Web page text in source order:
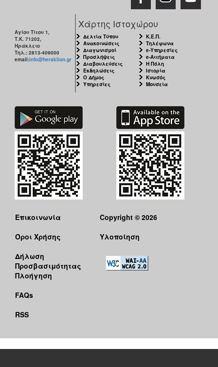
Αγίου Τίτου 1,
Τ.Κ. 71202,
Ηράκλειο
Τηλ.: 2813-409000
email:info@heraklion.gr
Χάρτης Ιστοχώρου
Δελτία Τύπου
Ανακοινώσεις
Διαγωνισμοί
Προσλήψεις
Διαβουλεύσεις
Εκδηλώσεις
Ο Δήμος
Υπηρεσίες
Κ.Ε.Π.
Τηλέφωνα
e-Υπηρεσίες
e-Αιτήματα
Η Πόλη
Ιστορία
Κνωσός
Μουσεία
Επικοινωνία
Όροι Χρήσης
Δήλωση
Προσβασιμότητας
Πλοήγηση
FAQs
RSS
Copyright © 2026
Υλοποίηση